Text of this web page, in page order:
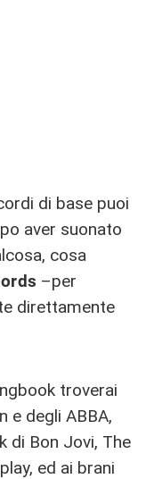
di base puoi
aver suonato
cosa
–per
direttamente
troverai
e degli ABBA,
di Bon Jovi, The
ed ai brani